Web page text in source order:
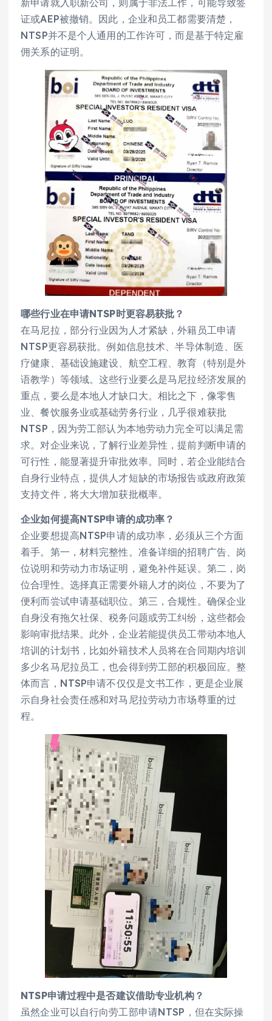
证或AEP被撤销。因此，企业和员工都需要清楚，
NTSP并不是个人通用的工作许可，而是基于特定雇
佣关系的证明。
哪些行业在申请NTSP时更容易获批？
在马尼拉，部分行业因为人才紧缺，外籍员工申请
NTSP更容易获批。例如信息技术、半导体制造、医
疗健康、基础设施建设、航空工程、教育（特别是外
语教学）等领域。这些行业要么是马尼拉经济发展的
重点，要么是本地人才缺口大。相比之下，像零售
业、餐饮服务业或基础劳务行业，几乎很难获批
NTSP，因为劳工部认为本地劳动力完全可以满足需
求。对企业来说，了解行业差异性，提前判断申请的
可行性，能显著提升审批效率。同时，若企业能结合
自身行业特点，提供人才短缺的市场报告或政府政策
支持文件，将大大增加获批概率。
企业如何提高NTSP申请的成功率？
企业要想提高NTSP申请的成功率，必须从三个方面
着手。第一，材料完整性。准备详细的招聘广告、岗
位说明和劳动力市场证明，避免补件延误。第二，岗
位合理性。选择真正需要外籍人才的岗位，不要为了
便利而尝试申请基础职位。第三，合规性。确保企业
自身没有拖欠社保、税务问题或劳工纠纷，这些都会
影响审批结果。此外，企业若能提供员工带动本地人
培训的计划书，比如外籍技术人员将在合同期内培训
多少名马尼拉员工，也会得到劳工部的积极回应。整
体而言，NTSP申请不仅仅是文书工作，更是企业展
示自身社会责任感和对马尼拉劳动力市场尊重的过
程。
NTSP申请过程中是否建议借助专业机构？
虽然企业可以自行向劳工部申请NTSP，但在实际操